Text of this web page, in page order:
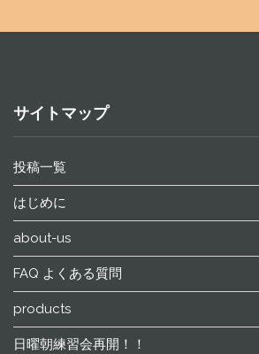
サイトマップ
投稿一覧
はじめに
about-us
FAQ よくある質問
products
日曜朝練習会再開！！